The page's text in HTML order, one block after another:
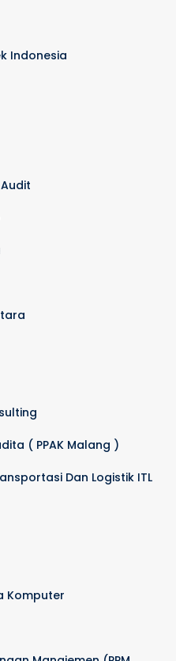
Indonesia
( PPAK Malang )
Dan Logistik ITL
Komputer